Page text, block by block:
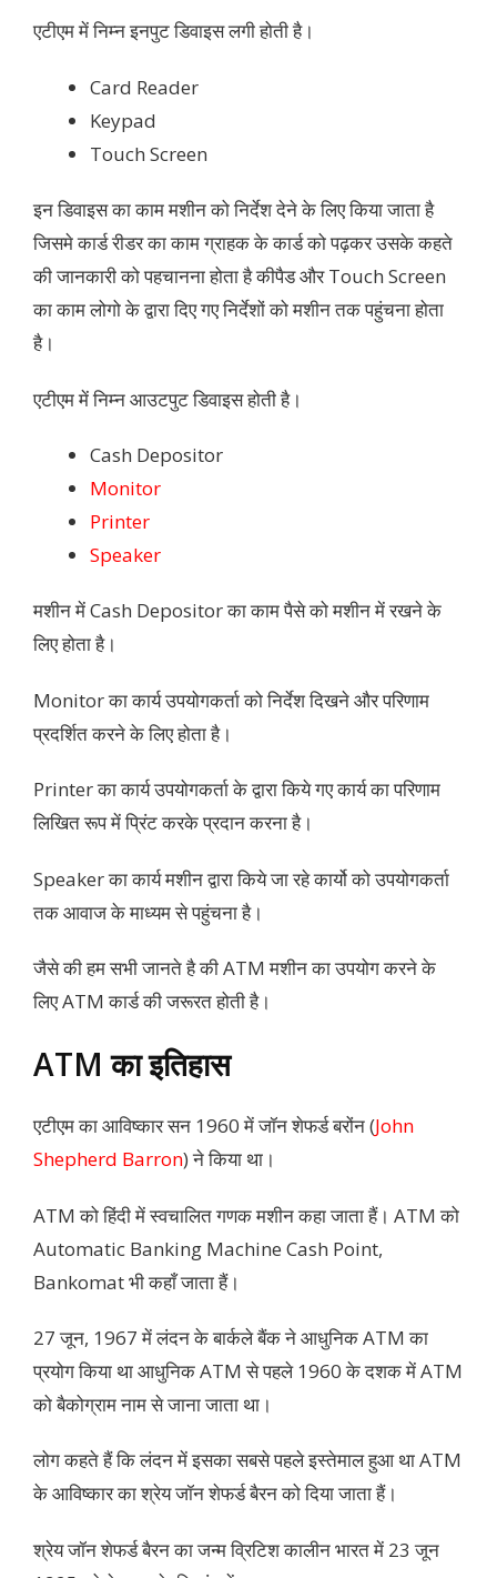
एटीएम में निम्न इनपुट डिवाइस लगी होती है।
Card Reader
Keypad
Touch Screen
इन डिवाइस का काम मशीन को निर्देश देने के लिए किया जाता है
जिसमे कार्ड रीडर का काम ग्राहक के कार्ड को पढ़कर उसके कहते
की जानकारी को पहचानना होता है कीपैड और Touch Screen
का काम लोगो के द्वारा दिए गए निर्देशों को मशीन तक पहुंचना होता
है।
एटीएम में निम्न आउटपुट डिवाइस होती है।
Cash Depositor
Monitor
Printer
Speaker
मशीन में Cash Depositor का काम पैसे को मशीन में रखने के
लिए होता है।
Monitor का कार्य उपयोगकर्ता को निर्देश दिखने और परिणाम
प्रदर्शित करने के लिए होता है।
Printer का कार्य उपयोगकर्ता के द्वारा किये गए कार्य का परिणाम
लिखित रूप में प्रिंट करके प्रदान करना है।
Speaker का कार्य मशीन द्वारा किये जा रहे कार्यो को उपयोगकर्ता
तक आवाज के माध्यम से पहुंचना है।
जैसे की हम सभी जानते है की ATM मशीन का उपयोग करने के
लिए ATM कार्ड की जरूरत होती है।
ATM का इतिहास
एटीएम का आविष्कार सन 1960 में जॉन शेफर्ड बरोंन (John
Shepherd Barron) ने किया था।
ATM को हिंदी में स्वचालित गणक मशीन कहा जाता हैं। ATM को
Automatic Banking Machine Cash Point,
Bankomat भी कहाँ जाता हैं।
27 जून, 1967 में लंदन के बार्कले बैंक ने आधुनिक ATM का
प्रयोग किया था आधुनिक ATM से पहले 1960 के दशक में ATM
को बैकोग्राम नाम से जाना जाता था।
लोग कहते हैं कि लंदन में इसका सबसे पहले इस्तेमाल हुआ था ATM
के आविष्कार का श्रेय जॉन शेफर्ड बैरन को दिया जाता हैं।
श्रेय जॉन शेफर्ड बैरन का जन्म व्रिटिश कालीन भारत में 23 जून